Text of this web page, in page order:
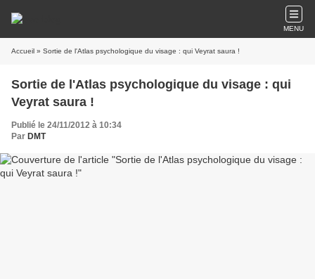
MENU
Accueil » Sortie de l'Atlas psychologique du visage : qui Veyrat saura !
Sortie de l'Atlas psychologique du visage : qui
Veyrat saura !
Publié le 24/11/2012 à 10:34
Par DMT